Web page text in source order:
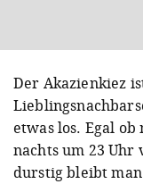
Der Akazienkiez
etwas los. Egal
nachts um 23
durstig bleibt